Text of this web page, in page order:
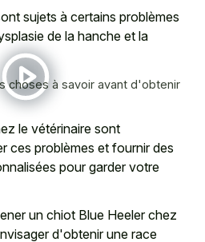
sujets à certains problèmes
de la hanche et la
choses à savoir avant d'obtenir
le vétérinaire sont
ces problèmes et fournir des
pour garder votre
un chiot Blue Heeler chez
d'obtenir une race